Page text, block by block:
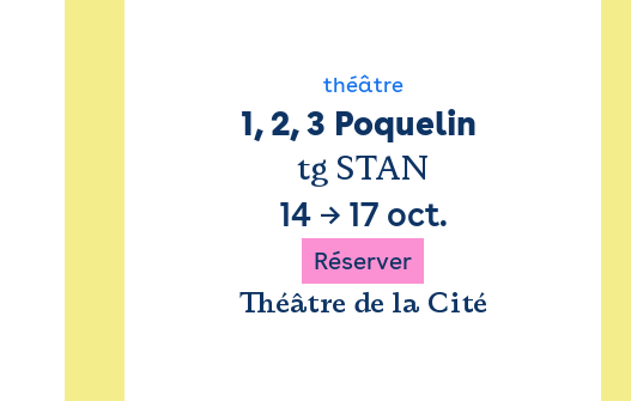
théâtre
1, 2, 3 Poquelin
tg STAN
14→ 17 oct.
Réserver
Théâtre de la Cité